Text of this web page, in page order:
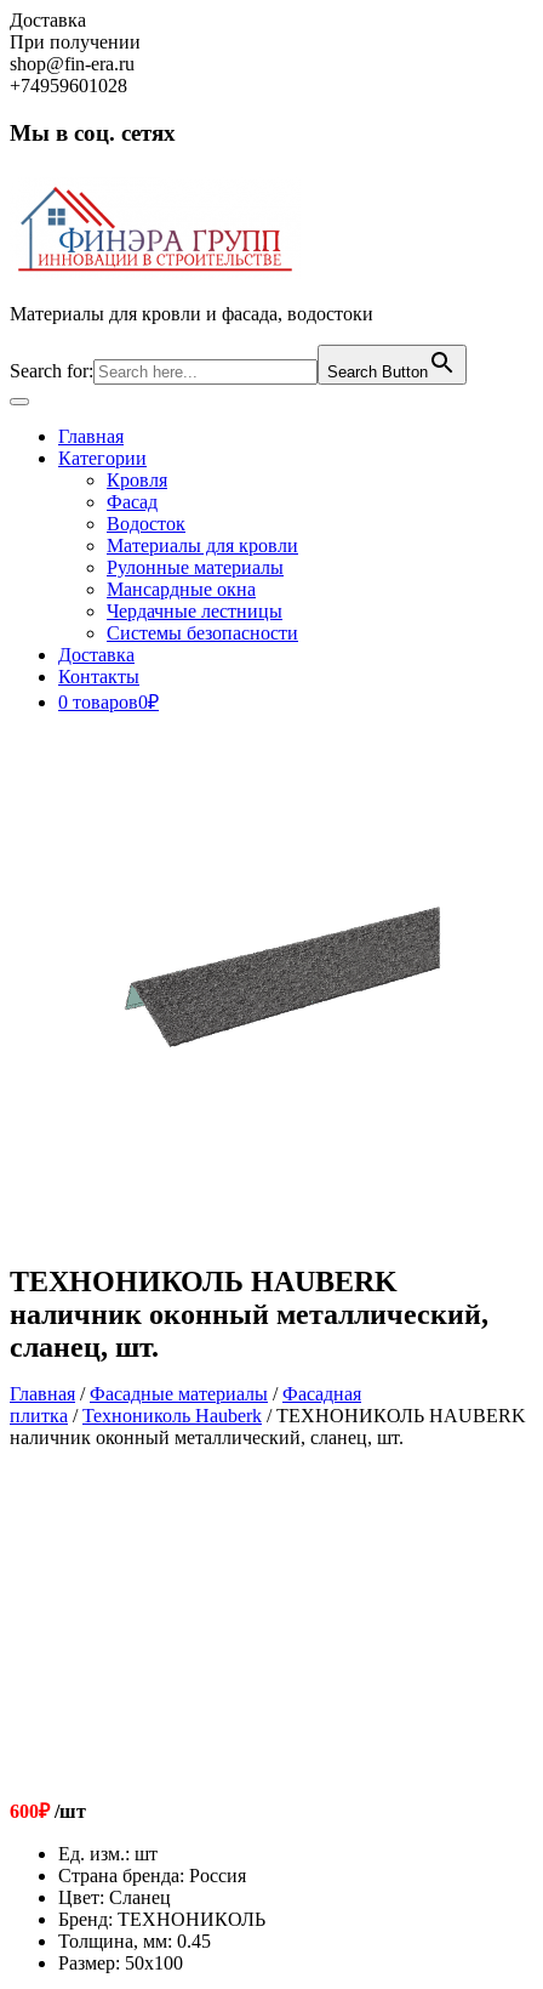
Skip
to
content
Доставка
При получении
shop@fin-era.ru
+74959601028
Мы в соц. сетях
Материалы для кровли и фасада, водостоки
Search for: Search Button
Open
ButtonГлавная
Категории
Кровля
Фасад
Водосток
Материалы для кровли
Рулонные материалы
Мансардные окна
Чердачные лестницы
Системы безопасности
Доставка
Контакты
0 товаров0₽
ТЕХНОНИКОЛЬ HAUBERK
наличник оконный металлический,
сланец, шт.
Главная /Фасадные материалы /Фасадная
плитка /Технониколь Hauberk / ТЕХНОНИКОЛЬ HAUBERK
наличник оконный металлический, сланец, шт.
600₽/шт
Ед. изм.: шт
Страна бренда: Россия
Цвет: Сланец
Бренд: ТЕХНОНИКОЛЬ
Толщина, мм: 0.45
Размер: 50х100